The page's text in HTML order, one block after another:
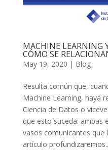
MACHINE LEARNING
CÓMO SE
May 19, 2020 | Blog
Resulta común que,
Machine Learning, haya
Ciencia de Datos o
que esto suceda: ambas
vasos comunicantes que
artículo